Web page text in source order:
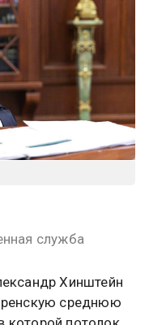
служба
Хинштейн
среднюю